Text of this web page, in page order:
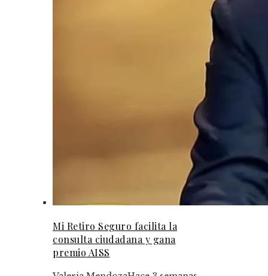
Mi Retiro Seguro facilita la
consulta ciudadana y gana
premio AISS